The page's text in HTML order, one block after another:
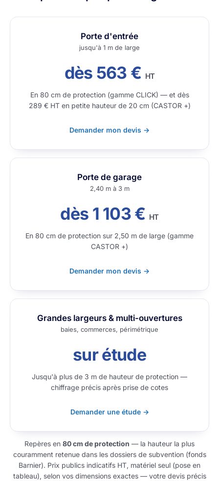
Porte d'entrée
jusqu'à 1 m de large
dès 563 € HT
En 80 cm de protection (gamme CLICK) — et dès
289 € HT en petite hauteur de 20 cm (CASTOR +)
Demander mon devis →
Porte de garage
2,40 m à 3 m
dès 1 103 € HT
En 80 cm de protection sur 2,50 m de large (gamme
CASTOR +)
Demander mon devis →
Grandes largeurs & multi-ouvertures
baies, commerces, périmétrique
sur étude
Jusqu'à plus de 3 m de hauteur de protection —
chiffrage précis après prise de cotes
Demander une étude →
Repères en 80 cm de protection — la hauteur la plus
couramment retenue dans les dossiers de subvention (fonds
Barnier). Prix publics indicatifs HT, matériel seul (pose en
tableau), selon vos dimensions exactes — votre devis précis